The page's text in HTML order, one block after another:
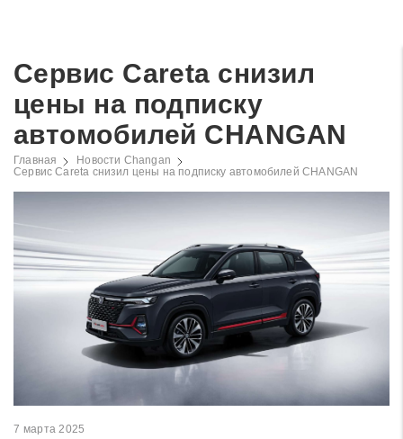
Сервис Careta снизил
цены на подписку
автомобилей CHANGAN
Главная
Новости Changan
Сервис Careta снизил цены на подписку автомобилей CHANGAN
7 марта 2025